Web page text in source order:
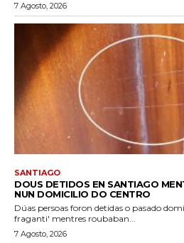
7 Agosto, 2026
SANTIAGO
DOUS DETIDOS EN SANTIAGO
NUN DOMICILIO DO CENTRO
Dúas persoas foron detidas o pasado
fraganti' mentres roubaban...
7 Agosto, 2026